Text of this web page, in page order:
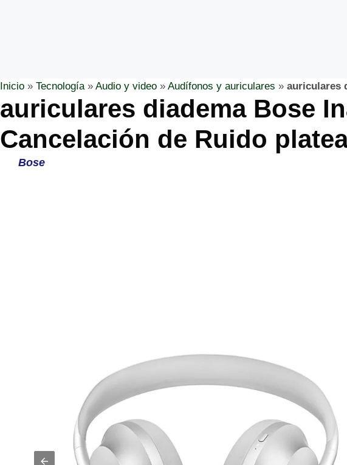
Inicio » Tecnología» Audio y video » Audífonos y auriculares » auriculares
auriculares diadema Bose
Cancelación de Ruido
Bose